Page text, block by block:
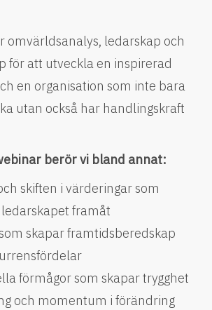
omvärldsanalys, ledarskap och
för att utveckla en inspirerad
en organisation som inte bara
utan också har handlingskraft
berör vi bland annat:
skiften i värderingar som
framåt
skapar framtidsberedskap
förmågor som skapar trygghet
och momentum i förändring